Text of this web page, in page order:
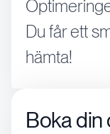
Du får ett
hämta!
Boka din